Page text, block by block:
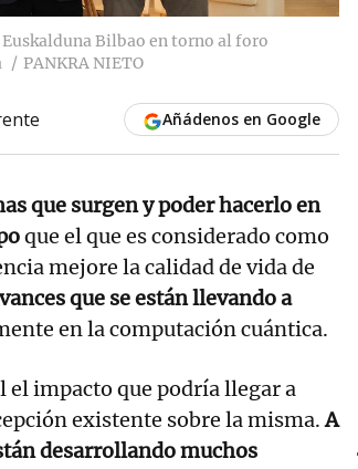
Euskalduna Bilbao en torno al foro
PANKRA NIETO
Añádenos en Google
que surgen y poder hacerlo en
que el que es considerado como
mejore la calidad de vida de
que se están llevando a
en la computación cuántica.
el impacto que podría llegar a
existente sobre la misma.A
desarrollando muchos